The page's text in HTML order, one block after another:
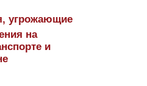
угрожающие
на
и